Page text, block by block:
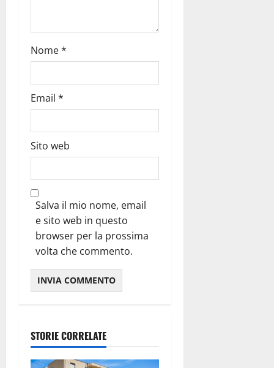
Nome*
Email *
Sito web
Salva il mio nome, email
e sito web in questo
browser per la prossima
volta che commento.
STORIE CORRELATE